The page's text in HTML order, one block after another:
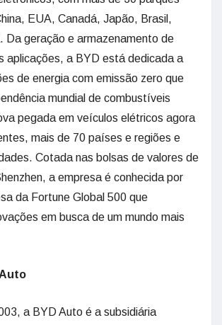
EUA, Canadá, Japão, Brasil,
Da geração e armazenamento de
aplicações, a BYD está dedicada a
de energia com emissão zero que
mundial de combustíveis
pegada em veículos elétricos agora
mais de 70 países e regiões e
Cotada nas bolsas de valores de
a empresa é conhecida por
da Fortune Global 500 que
em busca de um mundo mais
a BYD Auto é a subsidiária